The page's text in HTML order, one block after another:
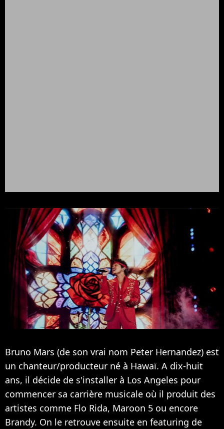
Bruno Mars (de son vrai nom Peter Hernandez) est
un chanteur/producteur né à Hawaï. A dix-huit
ans, il décide de s'installer à Los Angeles pour
commencer sa carrière musicale où il produit des
artistes comme Flo Rida, Maroon 5 ou encore
Brandy. On le retrouve ensuite en featuring de